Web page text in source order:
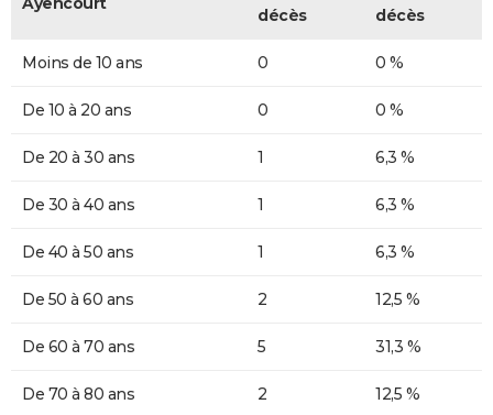
décès
décès
Moins de 10 ans 0 0 %
De 10 à 20 ans 0 0 %
De 20 à 30 ans 1 6,3 %
De 30 à 40 ans 1 6,3 %
De 40 à 50 ans 1 6,3 %
De 50 à 60 ans 2 12,5 %
De 60 à 70 ans 5 31,3 %
De 70 à 80 ans 2 12,5 %